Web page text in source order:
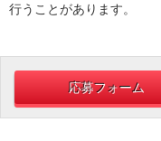
行うことがあります。
応募フォーム